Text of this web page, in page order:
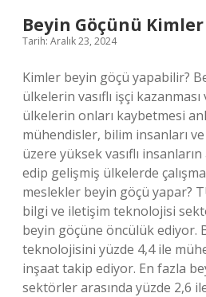
Beyin Göçünü
Tarih: Aralık 23, 2024
Kimler beyin göçü yapabilir?
ülkelerin vasıflı işçi
ülkelerin onları kaybetmesi
mühendisler, bilim insanları
üzere yüksek vasıflı
edip gelişmiş ülkelerde
meslekler beyin göçü yapar?
bilgi ve iletişim teknolojisi
beyin göçüne öncülük ediyor.
teknolojisini yüzde 4,4 ile
inşaat takip ediyor. En fazla
sektörler arasında yüzde 2,6